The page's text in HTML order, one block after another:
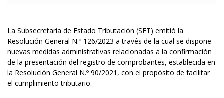
La Subsecretaría de Estado Tributación (SET) emitió la
Resolución General N.º 126/2023 a través de la cual se dispone
nuevas medidas administrativas relacionadas a la confirmación
de la presentación del registro de comprobantes, establecida en
la Resolución General N.º 90/2021, con el propósito de facilitar
el cumplimiento tributario.